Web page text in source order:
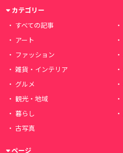
カテゴリー
すべての記事
アート
ファッション
雑貨・インテリア
グルメ
観光・地域
暮らし
古写真
ページ